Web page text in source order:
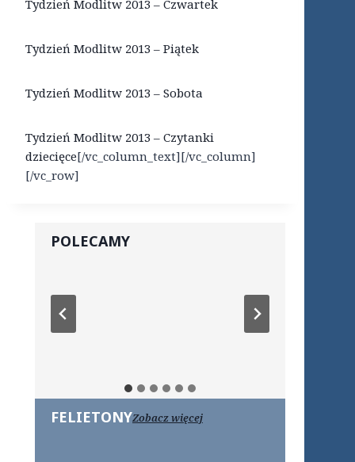
Tydzień Modlitw 2013 – Czwartek
Tydzień Modlitw 2013 – Piątek
Tydzień Modlitw 2013 – Sobota
Tydzień Modlitw 2013 – Czytanki
dziecięce[/vc_column_text][/vc_column]
[/vc_row]
POLECAMY
FELIETONYZobacz więcej